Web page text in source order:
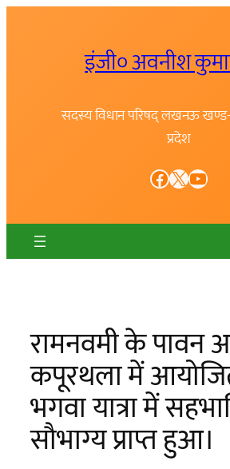
इंजी० अवनीश
सदस्य विधान परिषद् लखनऊ खण्ड-
प्रदेश
Facebook X YouTube
रामनवमी के पावन
कपूरथला में
भगवा यात्रा में
सौभाग्य प्राप्त हुआ।